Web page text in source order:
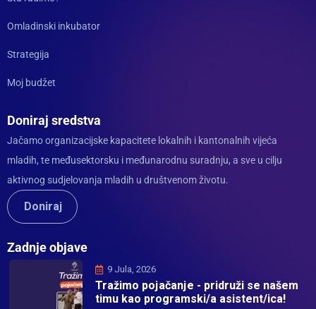
Omladinski inkubator
Strategija
Moj budžet
Doniraj sredstva
Jačamo organizacijske kapacitete lokalnih i kantonalnih vijeća
mladih, te međusektorsku i međunarodnu suradnju, a sve u cilju
aktivnog sudjelovanja mladih u društvenom životu.
Doniraj
Zadnje objave
9 Jula, 2026
Tražimo pojačanje - pridruži se našem
timu kao programski/a asistent/ica!